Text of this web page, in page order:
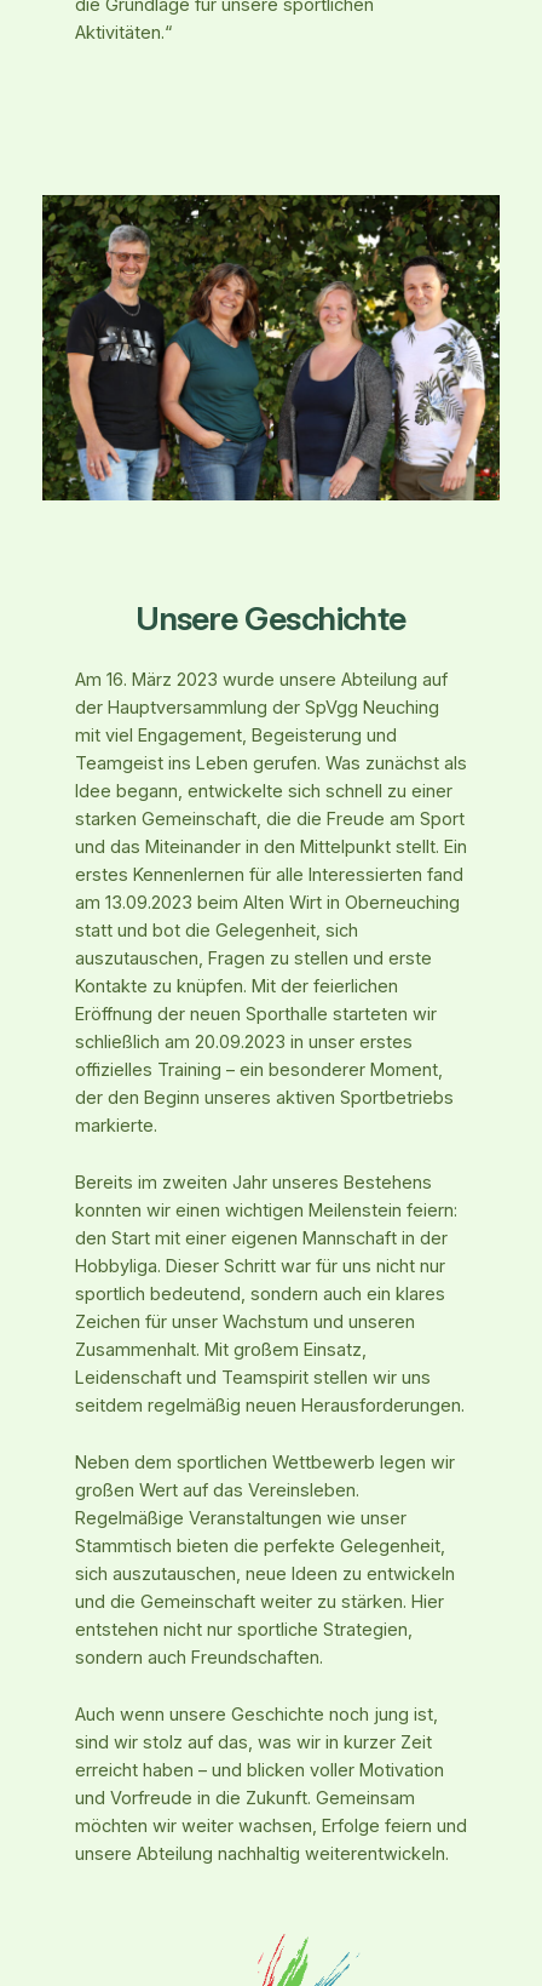
die Grundlage für unsere sportlichen
Aktivitäten.“
Unsere Geschichte
Am 16. März 2023 wurde unsere Abteilung auf
der Hauptversammlung der SpVgg Neuching
mit viel Engagement, Begeisterung und
Teamgeist ins Leben gerufen. Was zunächst als
Idee begann, entwickelte sich schnell zu einer
starken Gemeinschaft, die die Freude am Sport
und das Miteinander in den Mittelpunkt stellt. Ein
erstes Kennenlernen für alle Interessierten fand
am 13.09.2023 beim Alten Wirt in Oberneuching
statt und bot die Gelegenheit, sich
auszutauschen, Fragen zu stellen und erste
Kontakte zu knüpfen. Mit der feierlichen
Eröffnung der neuen Sporthalle starteten wir
schließlich am 20.09.2023 in unser erstes
offizielles Training – ein besonderer Moment,
der den Beginn unseres aktiven Sportbetriebs
markierte.
Bereits im zweiten Jahr unseres Bestehens
konnten wir einen wichtigen Meilenstein feiern:
den Start mit einer eigenen Mannschaft in der
Hobbyliga. Dieser Schritt war für uns nicht nur
sportlich bedeutend, sondern auch ein klares
Zeichen für unser Wachstum und unseren
Zusammenhalt. Mit großem Einsatz,
Leidenschaft und Teamspirit stellen wir uns
seitdem regelmäßig neuen Herausforderungen.
Neben dem sportlichen Wettbewerb legen wir
großen Wert auf das Vereinsleben.
Regelmäßige Veranstaltungen wie unser
Stammtisch bieten die perfekte Gelegenheit,
sich auszutauschen, neue Ideen zu entwickeln
und die Gemeinschaft weiter zu stärken. Hier
entstehen nicht nur sportliche Strategien,
sondern auch Freundschaften.
Auch wenn unsere Geschichte noch jung ist,
sind wir stolz auf das, was wir in kurzer Zeit
erreicht haben – und blicken voller Motivation
und Vorfreude in die Zukunft. Gemeinsam
möchten wir weiter wachsen, Erfolge feiern und
unsere Abteilung nachhaltig weiterentwickeln.